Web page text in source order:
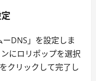
DNS」を設定しま
にロリポップを選択
クリックして完了し